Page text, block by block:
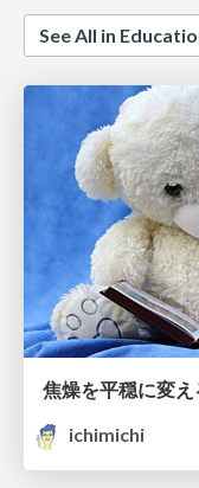
See All in
焦燥を平穏に変
ichimichi